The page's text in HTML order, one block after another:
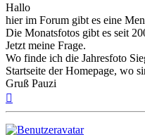
Hallo
hier im Forum gibt es eine
Die Monatsfotos gibt es seit
Jetzt meine Frage.
Wo finde ich die Jahresfoto
Startseite der Homepage, wo
Gruß Pauzi